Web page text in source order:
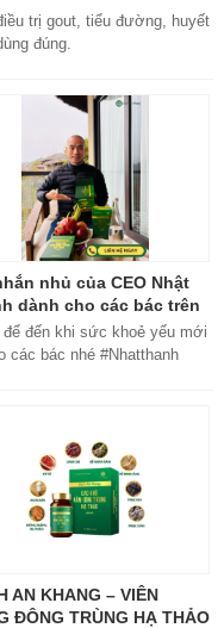
trị gout, tiểu đường, huyết
đúng.
nhủ của CEO Nhật
dành cho các bác trên
đến khi sức khoẻ yếu mới
các bác nhé #Nhatthanh
#nhatthanhbak
AN KHANG – VIÊN
ĐÔNG TRÙNG HẠ THẢO